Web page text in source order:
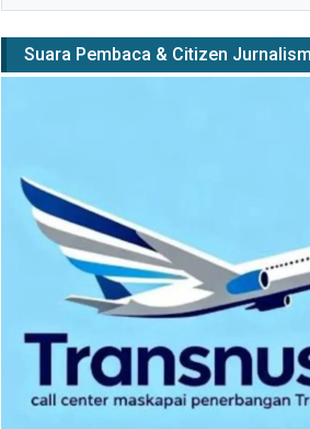
Suara Pembaca & Citizen Jurnalism